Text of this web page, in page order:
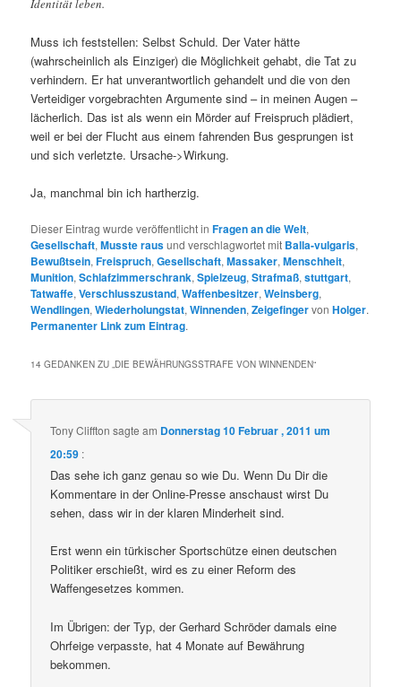
Identität leben.
Muss ich feststellen: Selbst Schuld. Der Vater hätte
(wahrscheinlich als Einziger) die Möglichkeit gehabt, die Tat zu
verhindern. Er hat unverantwortlich gehandelt und die von den
Verteidiger vorgebrachten Argumente sind – in meinen Augen –
lächerlich. Das ist als wenn ein Mörder auf Freispruch plädiert,
weil er bei der Flucht aus einem fahrenden Bus gesprungen ist
und sich verletzte. Ursache->Wirkung.
Ja, manchmal bin ich hartherzig.
Dieser Eintrag wurde veröffentlicht inFragen an die Welt,
Gesellschaft,Musste rausund verschlagwortet mit Balla-vulgaris,
Bewußtsein,Freispruch,Gesellschaft,Massaker,Menschheit,
Munition,Schlafzimmerschrank,Spielzeug,Strafmaß,stuttgart,
Tatwaffe,Verschlusszustand,Waffenbesitzer,Weinsberg,
Wendlingen,Wiederholungstat,Winnenden,ZeigefingervonHolger.
Permanenter Link zum Eintrag.
14 GEDANKEN ZU „DIE BEWÄHRUNGSSTRAFE VON WINNENDEN“
Tony Cliffton sagte am Donnerstag 10 Februar , 2011 um
20:59 :
Das sehe ich ganz genau so wie Du. Wenn Du Dir die
Kommentare in der Online-Presse anschaust wirst Du
sehen, dass wir in der klaren Minderheit sind.
Erst wenn ein türkischer Sportschütze einen deutschen
Politiker erschießt, wird es zu einer Reform des
Waffengesetzes kommen.
Im Übrigen: der Typ, der Gerhard Schröder damals eine
Ohrfeige verpasste, hat 4 Monate auf Bewährung
bekommen.